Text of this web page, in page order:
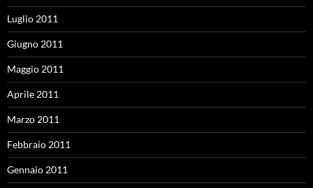
Luglio 2011
Giugno 2011
Maggio 2011
Aprile 2011
Marzo 2011
Febbraio 2011
Gennaio 2011